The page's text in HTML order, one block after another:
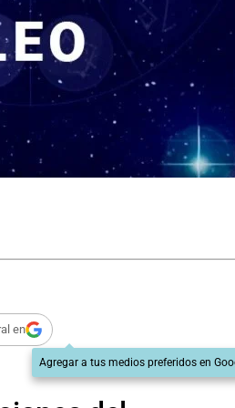
en
Agregar a tus medios preferidos en